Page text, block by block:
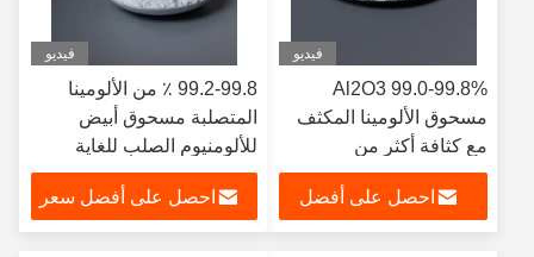
فيديو
99.0-99.8% Al2O3
مسحوق الألومينا المكثف
مع كثافة أكثر من
3.9g/Cm3
احصل على أفضل
فيديو
99.2-99.8 ٪ من الألومينا
المتصلبة مسحوق أبيض
للألومنيوم الصلب للغاية
احصل على أفضل سعر